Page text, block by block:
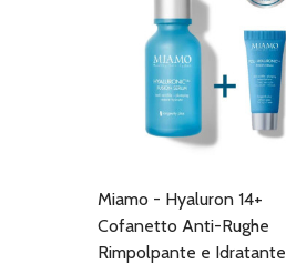
Miamo - Hyaluron 14+
Cofanetto Anti-Rughe
Rimpolpante e Idratante